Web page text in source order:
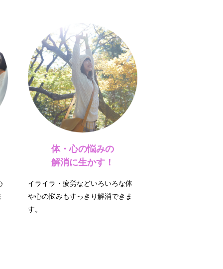
体・心の悩みの
解消に生かす！
イライラ・疲労などいろいろな体
や心の悩みもすっきり解消できま
す。